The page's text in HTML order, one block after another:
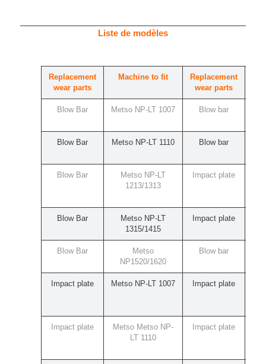
Liste de modèles
Replacement
wear parts
Machine to fit
Replacement
wear parts
Blow Bar Metso NP-LT 1007 Blow bar
Blow Bar Metso NP-LT 1110 Blow bar
Blow Bar
Metso NP-LT
1213/1313
Impact plate
Blow Bar
Metso NP-LT
1315/1415
Impact plate
Blow Bar
Metso
NP1520/1620
Blow bar
Impact plate Metso NP-LT 1007 Impact plate
Impact plate
Metso Metso NP-
LT 1110
Impact plate